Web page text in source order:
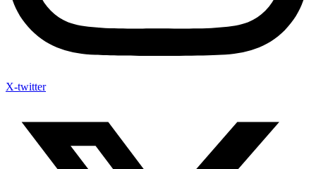
X-twitter